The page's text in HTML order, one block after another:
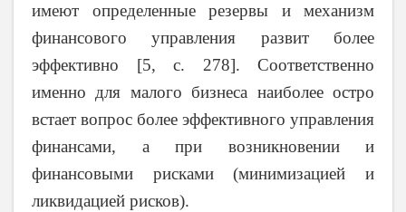
имеют определенные резервы и механизм
финансового управления развит более
эффективно [5, с. 278]. Соответственно
именно для малого бизнеса наиболее остро
встает вопрос более эффективного управления
финансами, а при возникновении и
финансовыми рисками (минимизацией и
ликвидацией рисков).